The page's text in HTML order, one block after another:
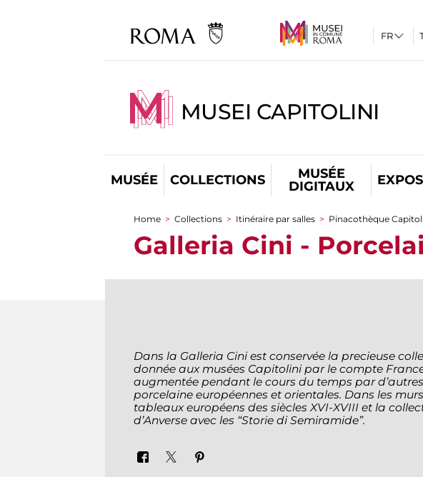
MUSEI CAPITOLINI
MUSÉE COLLECTIONS
MUSÉE
DIGITAUX
You are here
Home > Collections > Itinéraire par salles > Pinacothèque
Galleria Cini -
Dans la Galleria Cini est conservée la precieuse
donnée aux musées Capitolini par le compte
augmentée pendant le cours du temps par
porcelaine européennes et orientales. Dans les
tableaux européens des siècles XVI-XVIII et la
d’Anverse avec les “Storie di Semiramide”.